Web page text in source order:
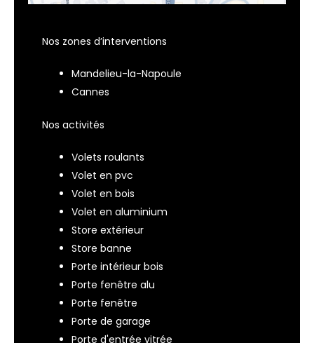
Nos zones d’interventions
Mandelieu-la-Napoule
Cannes
Nos activités
Volets roulants
Volet en pvc
Volet en bois
Volet en aluminium
Store extérieur
Store banne
Porte intérieur bois
Porte fenêtre alu
Porte fenêtre
Porte de garage
Porte d'entrée vitrée